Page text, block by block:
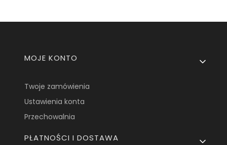
Linki w stopce
MOJE KONTO
Twoje zamówienia
Ustawienia konta
Przechowalnia
PŁATNOŚCI I DOSTAWA